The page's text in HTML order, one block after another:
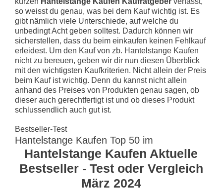
so weisst du genau, was bei dem Kauf wichtig ist. Es
gibt nämlich viele Unterschiede, auf welche du
unbedingt Acht geben solltest. Dadurch können wir
sicherstellen, dass du beim einkaufen keinen Fehlkauf
erleidest. Um den Kauf von zb. Hantelstange Kaufen
nicht zu bereuen, geben wir dir nun diesen Überblick
mit den wichtigsten Kaufkriterien. Nicht allein der Preis
beim Kauf ist wichtig. Denn du kannst nicht allein
anhand des Preises von Produkten genau sagen, ob
dieser auch gerechtfertigt ist und ob dieses Produkt
schlussendlich auch gut ist.
Bestseller-Test
Hantelstange Kaufen Top 50 im
Hantelstange Kaufen Aktuelle
Bestseller - Test oder Vergleich
März 2024